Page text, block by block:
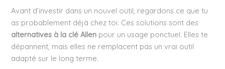
Avant d’investir dans un nouvel outil, regardons ce que tu
as probablement déjà chez toi. Ces solutions sont des
alternatives à la clé Allen pour un usage ponctuel. Elles te
dépannent, mais elles ne remplacent pas un vrai outil
adapté sur le long terme.